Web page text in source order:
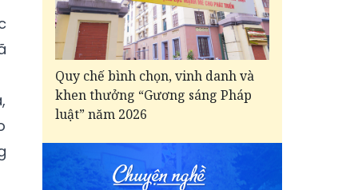
Quy chế bình chọn, vinh danh và
khen thưởng “Gương sáng Pháp
luật” năm 2026